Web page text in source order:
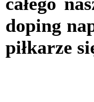
doping
piłkarze